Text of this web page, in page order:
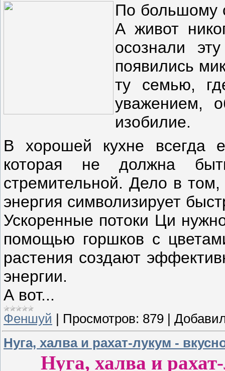
По большому
А живот
осознали
появились
ту семью,
уважением,
изобилие.
В хорошей кухне всегда
которая не должна
стремительной. Дело в
энергия символизирует
Ускоренные потоки Ци
помощью горшков с
растения создают
энергии.
А вот...
Феншуй Просмотров: 879
Нуга, халва и рахат-лукум -
Нуга, халва и